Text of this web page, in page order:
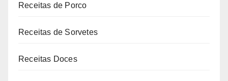
Receitas de Porco
Receitas de Sorvetes
Receitas Doces